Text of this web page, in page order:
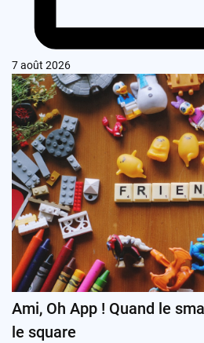
7 août 2026
Ami, Oh App ! Quand le
le square